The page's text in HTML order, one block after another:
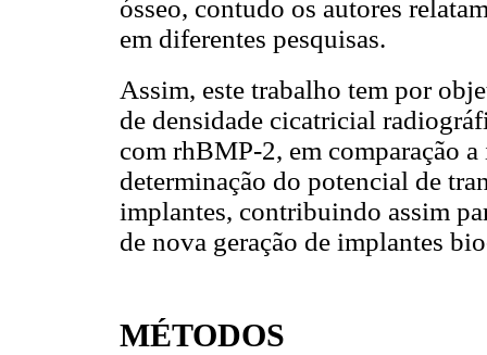
ósseo, contudo os autores
em diferentes pesquisas.
Assim, este trabalho tem por
de densidade cicatricial
com rhBMP-2, em comparação
determinação do potencial de
implantes, contribuindo assim
de nova geração de implantes
MÉTODOS